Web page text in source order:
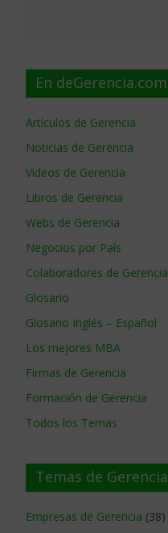
En deGerencia.com
Artículos de Gerencia
Noticias de Gerencia
Videos de Gerencia
Libros de Gerencia
Webs de Gerencia
Negocios por País
Colaboradores de Gerencia
Glosario
Glosario Inglés – Español
Los mejores MBA
Firmas de Gerencia
Formación de Gerencia
Todos los Temas
Temas de Gerencia
Empresas de Gerencia (38)